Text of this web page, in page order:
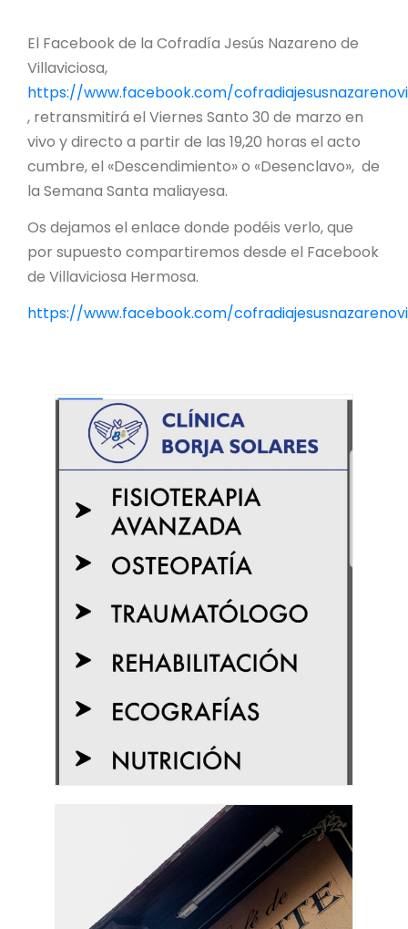
El Facebook de la Cofradía Jesús Nazareno de
Villaviciosa,
https://www.facebook.com/
, retransmitirá el Viernes Santo 30 de marzo en
vivo y directo a partir de las 19,20 horas el acto
cumbre, el «Descendimiento» o «Desenclavo», de
la Semana Santa maliayesa.
Os dejamos el enlace donde podéis verlo, que
por supuesto compartiremos desde el Facebook
de Villaviciosa Hermosa.
https://www.facebook.com/